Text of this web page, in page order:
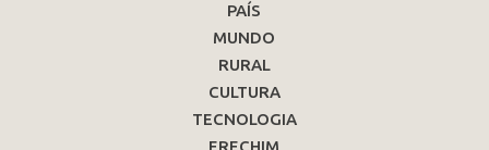
PAÍS
MUNDO
RURAL
CULTURA
TECNOLOGIA